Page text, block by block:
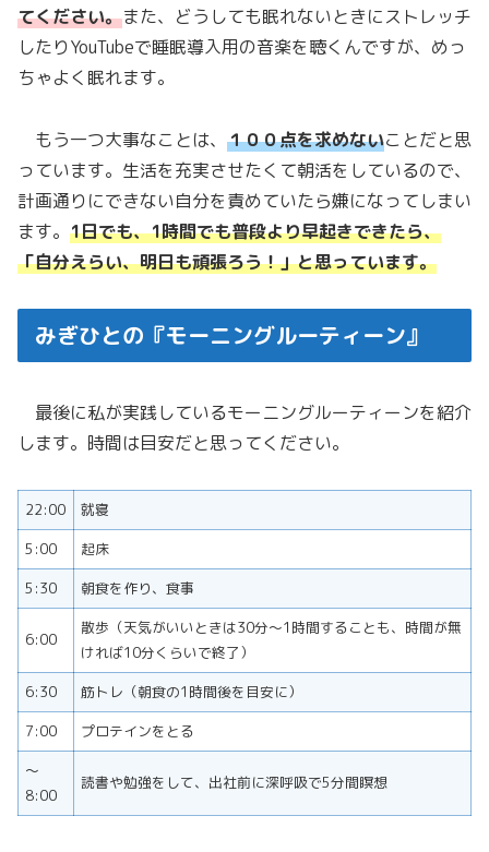
てください。また、どうしても眠れないときにストレッチ
したりYouTubeで睡眠導入用の音楽を聴くんですが、めっ
ちゃよく眠れます。
もう一つ大事なことは、 １００点を求めないことだと思
っています。生活を充実させたくて朝活をしているので、
計画通りにできない自分を責めていたら嫌になってしまい
ます。 1日でも、1時間でも普段より早起きできたら、
「自分えらい、明日も頑張ろう！」と思っています。
みぎひとの『モーニングルーティーン』
最後に私が実践しているモーニングルーティーンを紹介
します。時間は目安だと思ってください。
22:00
就寝
5:00
起床
5:30
朝食を作り、食事
6:00
散歩（天気がいいときは30分～1時間することも、時間が無
ければ10分くらいで終了）
6:30
筋トレ（朝食の1時間後を目安に）
7:00
プロテインをとる
～
8:00
読書や勉強をして、出社前に深呼吸で5分間瞑想